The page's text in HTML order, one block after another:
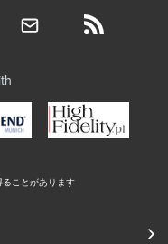
ことがあります